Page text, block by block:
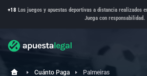
+18 Los juegos y apuestas deportivas a distancia realizados
Juega con responsabilidad.
Cuánto Paga Palmeiras